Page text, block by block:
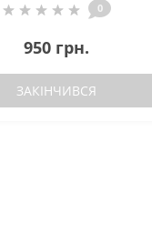
0
950 грн.
ЗАКІНЧИВСЯ